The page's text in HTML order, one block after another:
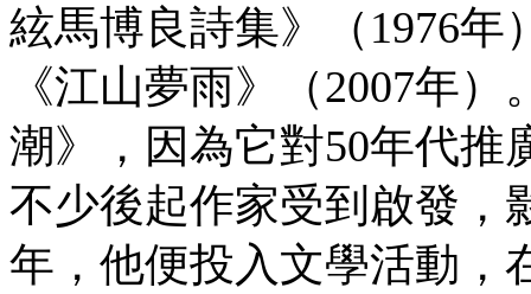
絃馬博良詩集》（1976年
《江山夢雨》（2007年
潮》，因為它對50年代推
不少後起作家受到啟發，
年，他便投入文學活動，